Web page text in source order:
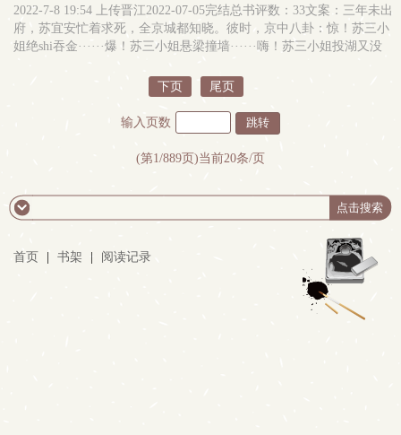
好上的邢在宇寄给她的心动qing书曾写到：「我永远忠于你，像宪法
之于一般法，最高效力，没有之一。」[痞子X清冷][律师X资本家]
【灵感：21.6.2】【二改文案：22.4.4】｜1V1HE，双向救赎小甜文，
指导，作者非男女主专业｜男主的qing书nei容来源网络｜juti排雷在第
一章作话，不要屏蔽nei容标签：因缘邂逅甜文搜索关键字：主角：宋
落，邢在宇┃配角：打gun求收《小银河》┃其它：打gun求收《温柔
告白》一句话简介：赴一场夏rire恋立意：积极向上reai生活
一笑：十年来，你的表现终于让我提起了一丝兴趣，我承认与你的婚
姻，想必那会很有趣——时易：真晦气，gun远点。未婚夫：隔壁联
盟元帅对她表现得很不欢迎：抱歉，法律规定非原生联盟人无法拥有
推翻这项法律吧。#不好意思，一不小心封神了##我是个淳朴的农民
##我真的没有在装bi#nei容标签：女强搜索关键字：主角：时易┃配
角：师伶┃其它：一句话简介：这帝国公主我不当了！立意：拥抱美
2022-7-8 19:54 上传晋江2022-07-05完结总书评数：33文案：三年未出
府，苏宜安忙着求死，全京城都知晓。彼时，京中八卦：惊！苏三小
姐绝shi吞金······爆！苏三小姐悬梁撞墙······嗨！苏三小姐投湖又没
ai坏摊主买卖，众人齐齐打听。吓！苏三小姐不寻死换作出府祸害
人！恶意压价强买强卖；掳人/妻抢人子、横cha一脚拆散有qing人
······这些小打小闹maomao雨暂且不提，竟然当众宣扬裕王好南
风！！！！！敢怒不敢言的京中众人坐等看戏吃瓜，惹怒裕王殿下，
苏三小姐好ri子到tou啦！后来，苏三小姐ma车驶过，沿途摊主拿着新
红！以前骂得有多狠，现在追得就有多猛。手握读心系统，本打算一
些眼熟！”不眼熟才怪，黑粉转铁粉，以前想向她扔菜叶臭jidan的人
现在捧着新奇之物求关注。剧qingliu+感qingliu，剧qing为主；1V1，
he，男女双c，搞笑，慢re nei容标签：宫廷侯爵穿越时空打脸系统搜
索关键字：主角：苏宜安，宗政裕┃配角：┃其它：一句话简介：黑
下页 尾页
输入页数
(第1/889页)当前20条/页
首页 书架 阅读记录